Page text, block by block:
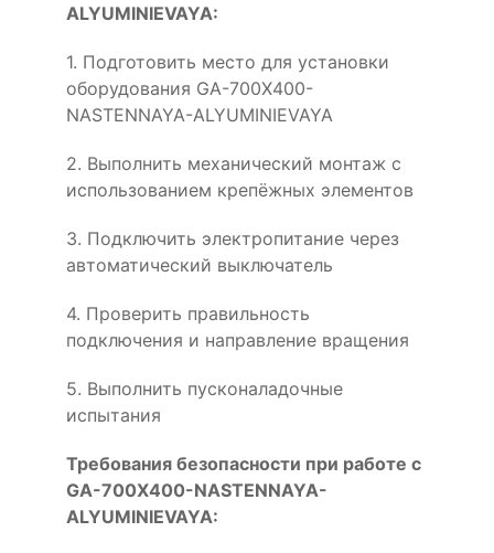
ALYUMINIEVAYA:
1. Подготовить место для установки
оборудования GA-700X400-
NASTENNAYA-ALYUMINIEVAYA
2. Выполнить механический монтаж с
использованием крепёжных элементов
3. Подключить электропитание через
автоматический выключатель
4. Проверить правильность
подключения и направление вращения
5. Выполнить пусконаладочные
испытания
Требования безопасности при работе с
GA-700X400-NASTENNAYA-
ALYUMINIEVAYA: